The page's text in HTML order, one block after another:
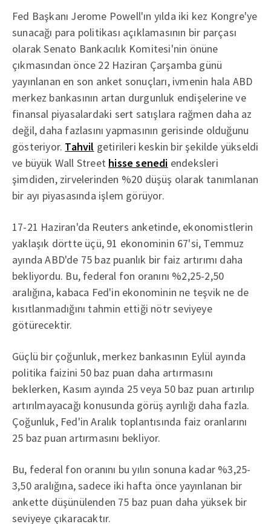
Fed Başkanı Jerome Powell'ın yılda iki kez Kongre'ye
sunacağı para politikası açıklamasının bir parçası
olarak Senato Bankacılık Komitesi'nin önüne
çıkmasından önce 22 Haziran Çarşamba günü
yayınlanan en son anket sonuçları, ivmenin hala ABD
merkez bankasının artan durgunluk endişelerine ve
finansal piyasalardaki sert satışlara rağmen daha az
değil, daha fazlasını yapmasının gerisinde olduğunu
gösteriyor. Tahvil getirileri keskin bir şekilde yükseldi
ve büyük Wall Street hisse senedi endeksleri
şimdiden, zirvelerinden %20 düşüş olarak tanımlanan
bir ayı piyasasında işlem görüyor.
17-21 Haziran'da Reuters anketinde, ekonomistlerin
yaklaşık dörtte üçü, 91 ekonominin 67'si, Temmuz
ayında ABD'de 75 baz puanlık bir faiz artırımı daha
bekliyordu. Bu, federal fon oranını %2,25-2,50
aralığına, kabaca Fed'in ekonominin ne teşvik ne de
kısıtlanmadığını tahmin ettiği nötr seviyeye
götürecektir.
Güçlü bir çoğunluk, merkez bankasının Eylül ayında
politika faizini 50 baz puan daha artırmasını
beklerken, Kasım ayında 25 veya 50 baz puan artırılıp
artırılmayacağı konusunda görüş ayrılığı daha fazla.
Çoğunluk, Fed'in Aralık toplantısında faiz oranlarını
25 baz puan artırmasını bekliyor.
Bu, federal fon oranını bu yılın sonuna kadar %3,25-
3,50 aralığına, sadece iki hafta önce yayınlanan bir
ankette düşünülenden 75 baz puan daha yüksek bir
seviyeye çıkaracaktır.